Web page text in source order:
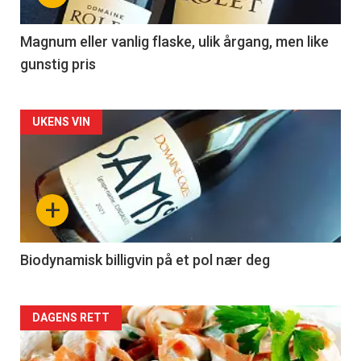
3
Magnum eller vanlig flaske, ulik årgang, men like
gunstig pris
Forsiden
akkurat
nå
4
+
UKENS VIN
Biodynamisk billigvin på et pol nær deg
Forsiden
DAGENS RETT